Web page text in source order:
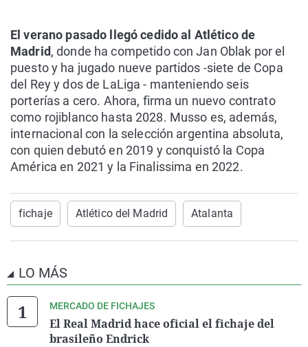
El verano pasado llegó cedido al Atlético de
Madrid, donde ha competido con Jan Oblak por el
puesto y ha jugado nueve partidos -siete de Copa
del Rey y dos de LaLiga - manteniendo seis
porterías a cero. Ahora, firma un nuevo contrato
como rojiblanco hasta 2028. Musso es, además,
internacional con la selección argentina absoluta,
con quien debutó en 2019 y conquistó la Copa
América en 2021 y la Finalissima en 2022.
fichaje Atlético del Madrid Atalanta
LO MÁS
MERCADO DE FICHAJES
El Real Madrid hace oficial el fichaje del
brasileño Endrick